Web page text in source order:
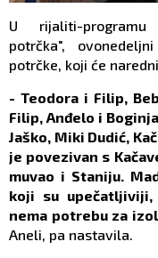
U rijaliti-programu
potrčka",
potrčke, koji će
- Teodora i Filip,
Filip, Anđelo i
Jaško, Miki Dudić,
je povezivan s
muvao i Staniju.
koji su
nema potrebu za
Aneli, pa nastavila.